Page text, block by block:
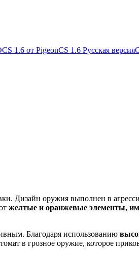
CS 1.6 от PigeonCS 1.6 Русская версия
Дизайн оружия выполнен в
желтые и оранжевые элементы,
Благодаря использованию
в грозное оружие, которое